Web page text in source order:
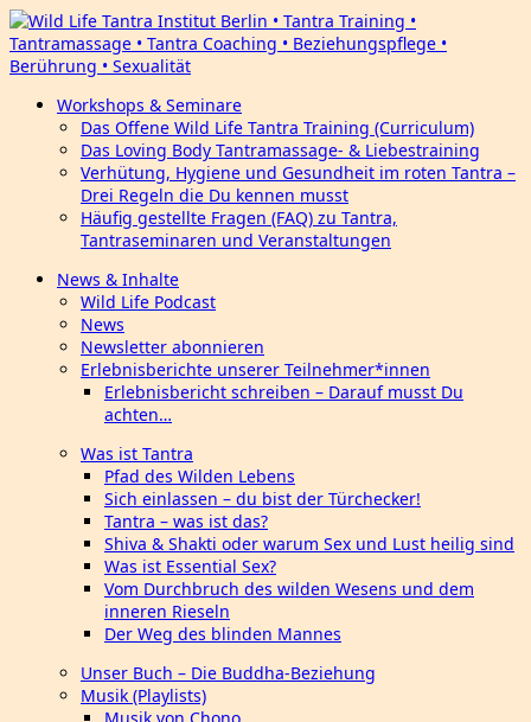
Workshops & Seminare
Das Offene Wild Life Tantra Training (Curriculum)
Das Loving Body Tantramassage- & Liebestraining
Verhütung, Hygiene und Gesundheit im roten Tantra –
Drei Regeln die Du kennen musst
Häufig gestellte Fragen (FAQ) zu Tantra,
Tantraseminaren und Veranstaltungen
News & Inhalte
Wild Life Podcast
News
Newsletter abonnieren
Erlebnisberichte unserer Teilnehmer*innen
Erlebnisbericht schreiben – Darauf musst Du
achten…
Was ist Tantra
Pfad des Wilden Lebens
Sich einlassen – du bist der Türchecker!
Tantra – was ist das?
Shiva & Shakti oder warum Sex und Lust heilig sind
Was ist Essential Sex?
Vom Durchbruch des wilden Wesens und dem
inneren Rieseln
Der Weg des blinden Mannes
Unser Buch – Die Buddha-Beziehung
Musik (Playlists)